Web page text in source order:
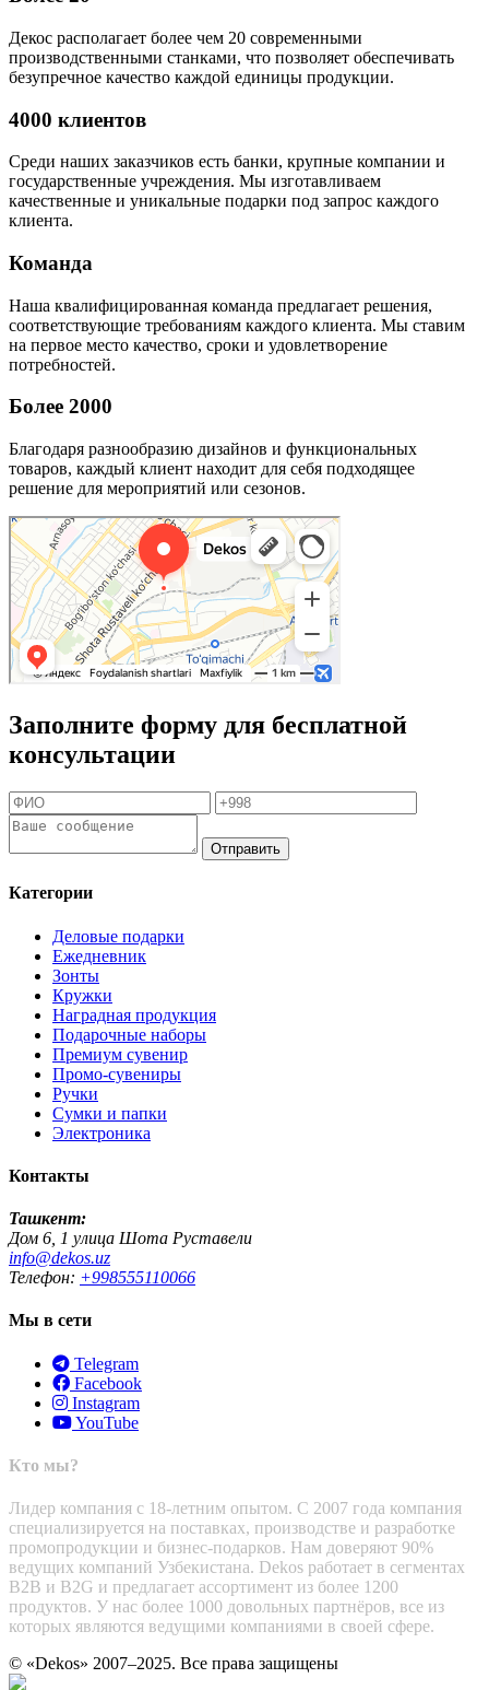
Декос располагает более чем 20 современными
производственными станками, что позволяет обеспечивать
безупречное качество каждой единицы продукции.
4000 клиентов
Среди наших заказчиков есть банки, крупные компании и
государственные учреждения. Мы изготавливаем
качественные и уникальные подарки под запрос каждого
клиента.
Команда
Наша квалифицированная команда предлагает решения,
соответствующие требованиям каждого клиента. Мы ставим
на первое место качество, сроки и удовлетворение
потребностей.
Более 2000
Благодаря разнообразию дизайнов и функциональных
товаров, каждый клиент находит для себя подходящее
решение для мероприятий или сезонов.
Заполните форму для бесплатной
консультации
Отправить
Категории
Деловые подарки
Ежедневник
Зонты
Кружки
Наградная продукция
Подарочные наборы
Премиум сувенир
Промо-сувениры
Ручки
Сумки и папки
Электроника
Контакты
Ташкент:
Дом 6, 1 улица Шота Руставели
info@dekos.uz
Телефон: +998555110066
Мы в сети
Telegram
Facebook
Instagram
YouTube
Кто мы?
Лидер компания с 18-летним опытом. С 2007 года компания
специализируется на поставках, производстве и разработке
промопродукции и бизнес-подарков. Нам доверяют 90%
ведущих компаний Узбекистана. Dekos работает в сегментах
B2B и B2G и предлагает ассортимент из более 1200
продуктов. У нас более 1000 довольных партнёров, все из
которых являются ведущими компаниями в своей сфере.
© «Dekos» 2007–2025. Все права защищены